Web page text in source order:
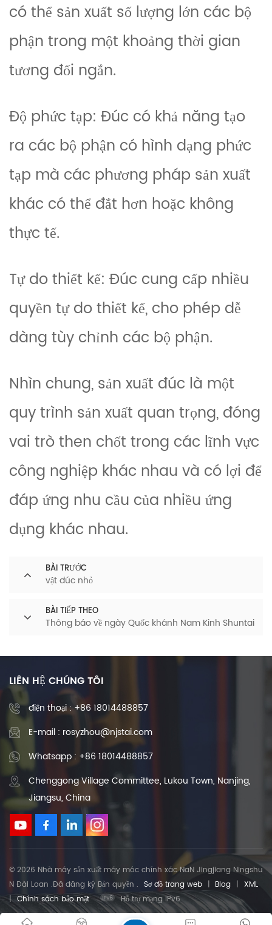
có thể sản xuất số lượng lớn các bộ
phận trong một khoảng thời gian
tương đối ngắn.
Độ phức tạp: Đúc có khả năng tạo
ra các bộ phận có hình dạng phức
tạp mà các phương pháp sản xuất
khác có thể đắt hơn hoặc không
thực tế.
Tự do thiết kế: Đúc cung cấp nhiều
quyền tự do thiết kế, cho phép dễ
dàng tùy chỉnh các bộ phận.
Nhìn chung, sản xuất đúc là một
quy trình sản xuất quan trọng, đóng
vai trò then chốt trong các lĩnh vực
công nghiệp khác nhau và có lợi để
đáp ứng nhu cầu của nhiều ứng
dụng khác nhau.
BÀI TRƯỚC
vật đúc nhỏ
BÀI TIẾP THEO
Thông báo về ngày Quốc khánh Nam Kinh Shuntai
LIÊN HỆ CHÚNG TÔI
điện thoại :+86 18014488857
E-mail : rosyzhou@njstai.com
Whatsapp : +86 18014488857
Chenggong Village Committee, Lukou Town, Nanjing,
Jiangsu, China
© 2026 Nhà máy sản xuất máy móc chính xác NaN Jingjiang Ningshu
N Đài Loan .Đã đăng ký Bản quyền . Sơ đồ trang web | Blog | XML
| Chính sách bảo mật Hỗ trợ mạng IPv6